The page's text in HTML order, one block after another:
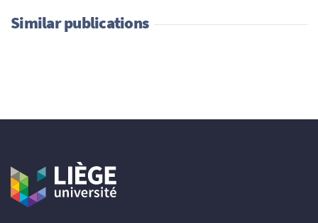
Similar publications